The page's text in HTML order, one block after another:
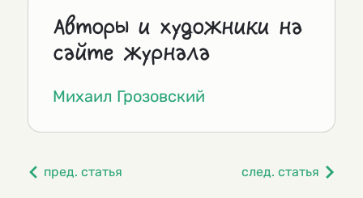
Авторы и художники на
сайте журнала
Михаил Грозовский
пред. статья след. статья